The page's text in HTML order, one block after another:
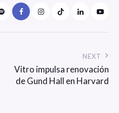
NEXT
Vitro impulsa renovación
de Gund Hall en Harvard